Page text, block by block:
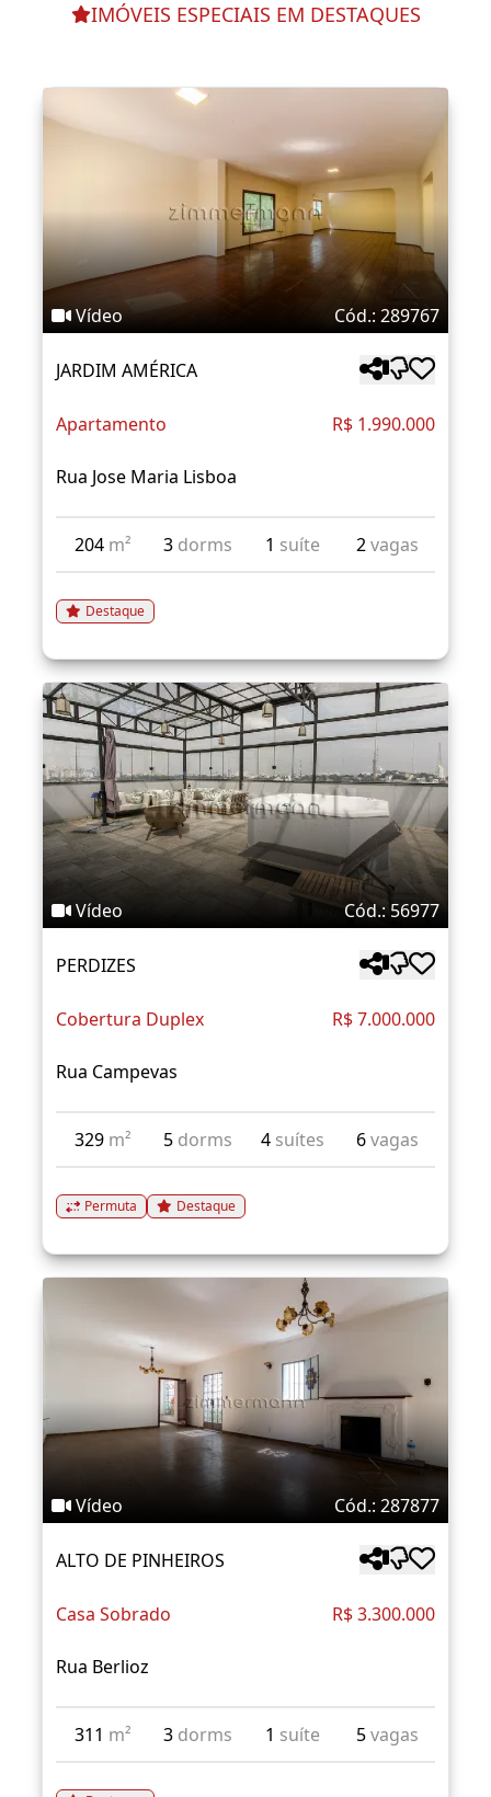
IMÓVEIS ESPECIAIS EM DESTAQUES
Vídeo Cód.: 289767
JARDIM AMÉRICA
Apartamento R$ 1.990.000
Rua Jose Maria Lisboa
204 m² 3 dorms 1 suíte 2vagas
Destaque
Vídeo Cód.: 56977
PERDIZES
Cobertura Duplex R$ 7.000.000
Rua Campevas
329 m² 5 dorms 4 suítes 6vagas
Permuta Destaque
Vídeo Cód.: 287877
ALTO DE PINHEIROS
Casa Sobrado R$ 3.300.000
Rua Berlioz
311 m² 3 dorms 1 suíte 5vagas